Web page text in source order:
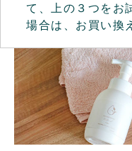
て、上の３つをお
場合は、お買い換